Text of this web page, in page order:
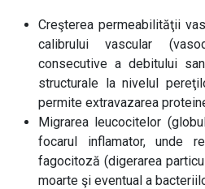
Creşterea permeabilităţii
calibrului vascular
consecutive a debitului
structurale la nivelul
permite extravazarea
Migrarea leucocitelor
focarul inflamator, unde
fagocitoză (digerarea
moarte şi eventual a